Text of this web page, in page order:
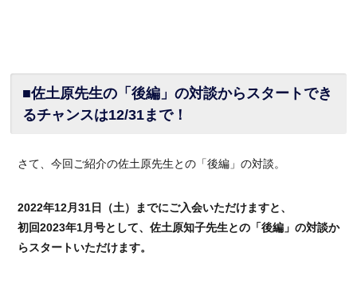
■佐土原先生の「後編」の対談からスタートでき
るチャンスは12/31まで！
さて、今回ご紹介の佐土原先生との「後編」の対談。
2022年12月31日（土）までにご入会いただけますと、
初回2023年1月号として、佐土原知子先生との「後編」の対談か
らスタートいただけます。